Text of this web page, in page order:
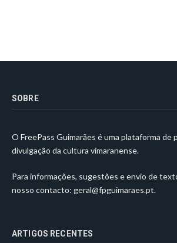
SOBRE
O FreePass Guimarães é uma plataforma de
divulgação da cultura vimaranense.
Para informações, sugestões e envio de
nosso contacto: geral@fpguimaraes.pt.
ARTIGOS RECENTES